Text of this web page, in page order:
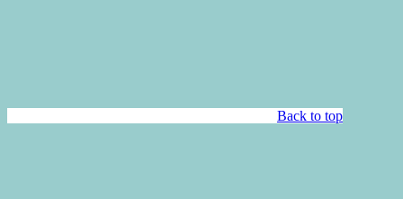
Back to top